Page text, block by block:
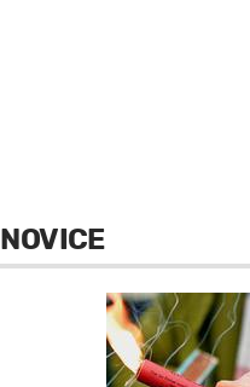
NOVICE